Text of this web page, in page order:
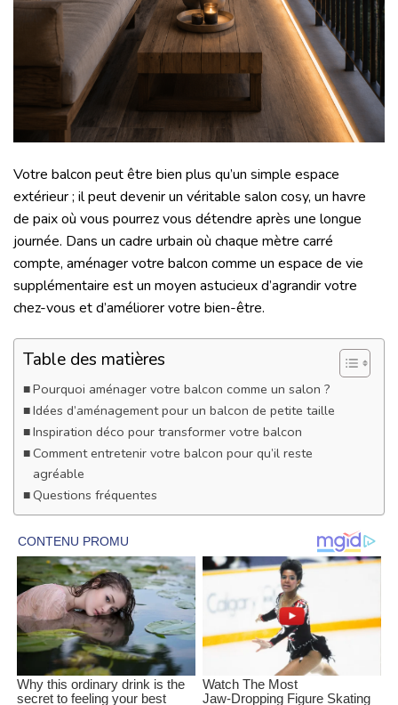
Votre balcon peut être bien plus qu’un simple espace
extérieur ; il peut devenir un véritable salon cosy, un havre
de paix où vous pourrez vous détendre après une longue
journée. Dans un cadre urbain où chaque mètre carré
compte, aménager votre balcon comme un espace de vie
supplémentaire est un moyen astucieux d’agrandir votre
chez-vous et d’améliorer votre bien-être.
Table des matières
Pourquoi aménager votre balcon comme un salon ?
Idées d’aménagement pour un balcon de petite taille
Inspiration déco pour transformer votre balcon
Comment entretenir votre balcon pour qu’il reste
agréable
Questions fréquentes